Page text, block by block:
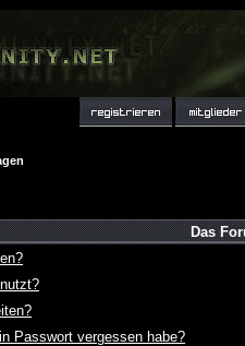
Das
Passwort vergessen habe?